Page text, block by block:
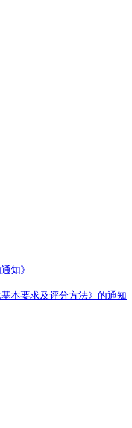
知》
本要求及评分方法》的通知